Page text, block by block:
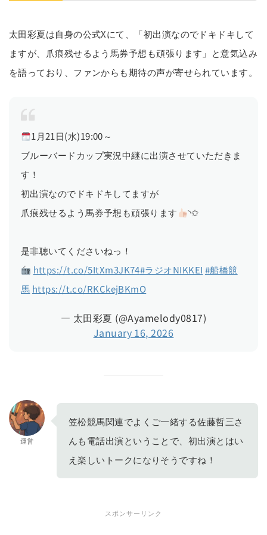
太田彩夏は自身の公式Xにて、「初出演なのでドキドキして
ますが、爪痕残せるよう馬券予想も頑張ります」と意気込み
を語っており、ファンからも期待の声が寄せられています。
1月21日(水)19:00～
ブルーバードカップ実況中継に出演させていただきま
す！
初出演なのでドキドキしてますが
爪痕残せるよう馬券予想も頑張ります
◝✩
是非聴いてくださいねっ！
https://t.co/5ItXm3JK74#ラジオNIKKEI #船橋競
馬 https://t.co/RKCkejBKmO
— 太田彩夏 (@Ayamelody0817)
January 16, 2026
運営
笠松競馬関連でよくご一緒する佐藤哲三さ
んも電話出演ということで、初出演とはい
え楽しいトークになりそうですね！
スポンサーリンク